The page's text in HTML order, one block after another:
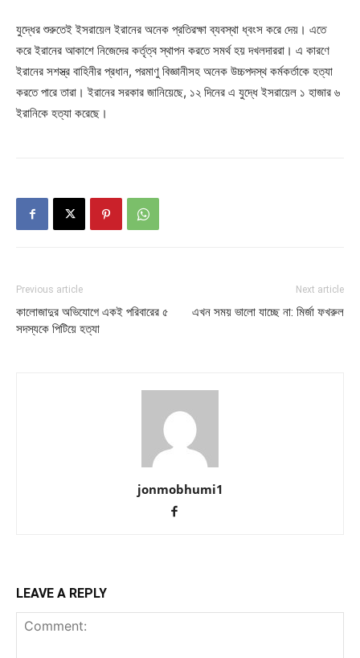
যুদ্ধের শুরুতেই ইসরায়েল ইরানের অনেক প্রতিরক্ষা ব্যবস্থা ধ্বংস করে দেয়। এতে
করে ইরানের আকাশে নিজেদের কর্তৃত্ব স্থাপন করতে সমর্থ হয় দখলদাররা। এ কারণে
ইরানের সশস্ত্র বাহিনীর প্রধান, পরমাণু বিজ্ঞানীসহ অনেক উচ্চপদস্থ কর্মকর্তাকে হত্যা
করতে পারে তারা। ইরানের সরকার জানিয়েছে, ১২ দিনের এ যুদ্ধে ইসরায়েল ১ হাজার ৬
ইরানিকে হত্যা করেছে।
Previous article
কালোজাদুর অভিযোগে একই পরিবারের ৫
সদস্যকে পিটিয়ে হত্যা
Next article
এখন সময় ভালো যাচ্ছে না: মির্জা ফখরুল
jonmobhumi1
LEAVE A REPLY